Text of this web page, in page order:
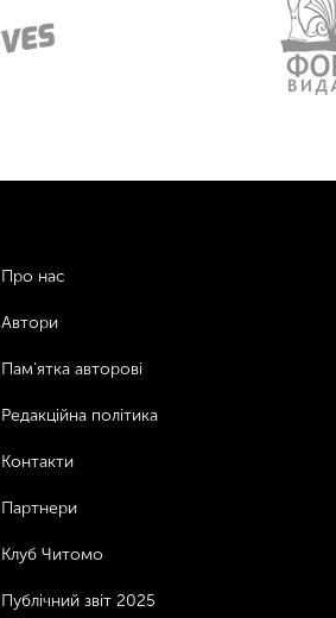
Про нас
Автори
Пам’ятка авторові
Редакційна політика
Контакти
Партнери
Клуб Читомо
Публічний звіт 2025